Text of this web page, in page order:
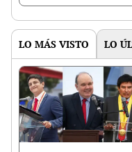
LO MÁS VISTO LO